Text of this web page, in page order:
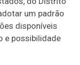
um padrão
disponíveis
e possibilidade